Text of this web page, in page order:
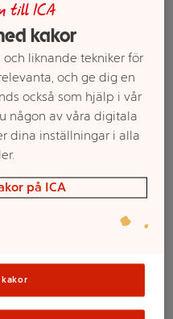
mellan butikerna
till ICA
kakor
liknande tekniker för
och ge dig en
också som hjälp i vår
någon av våra digitala
dina inställningar i alla
på ICA
kakor